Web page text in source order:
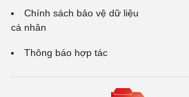
Chính sách bảo vệ dữ liệu
cá nhân
Thông báo hợp tác